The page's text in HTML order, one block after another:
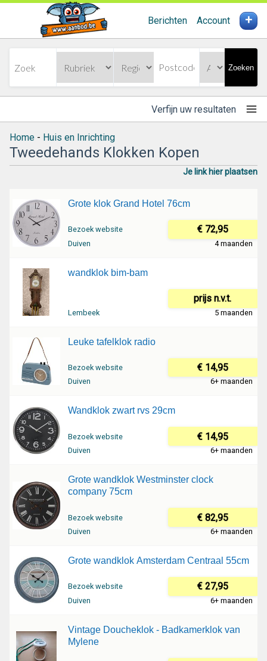
Berichten Account +
Zoeken
Verfijn uw resultaten
Home - Huis en Inrichting
Tweedehands Klokken Kopen
Je link hier plaatsen
Grote klok Grand Hotel 76cm
Bezoek website € 72,95
Duiven 4 maanden
wandklok bim-bam
prijs n.v.t.
Lembeek 5 maanden
Leuke tafelklok radio
Bezoek website € 14,95
Duiven 6+ maanden
Wandklok zwart rvs 29cm
Bezoek website € 14,95
Duiven 6+ maanden
Grote wandklok Westminster clock
company 75cm
Bezoek website € 82,95
Duiven 6+ maanden
Grote wandklok Amsterdam Centraal 55cm
Bezoek website € 27,95
Duiven 6+ maanden
Vintage Doucheklok - Badkamerklok van
Mylene